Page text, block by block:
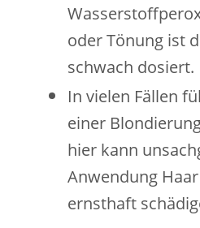
oder Tönung ist
schwach dosiert.
In vielen Fällen
einer
hier kann
Anwendung
ernsthaft